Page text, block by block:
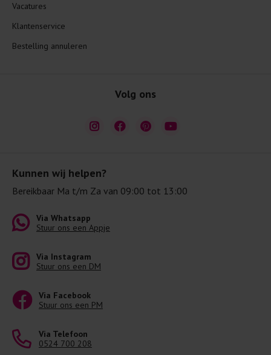
Kunnen wij helpen?
Bereikbaar Ma t/m Za van 09:00 tot 13:00
Via Whatsapp
Stuur ons een Appje
Via Instagram
Stuur ons een DM
Via Facebook
Stuur ons een PM
Via Telefoon
0524 700 208
Vacatures
Klantenservice
Bestelling annuleren
Volg ons